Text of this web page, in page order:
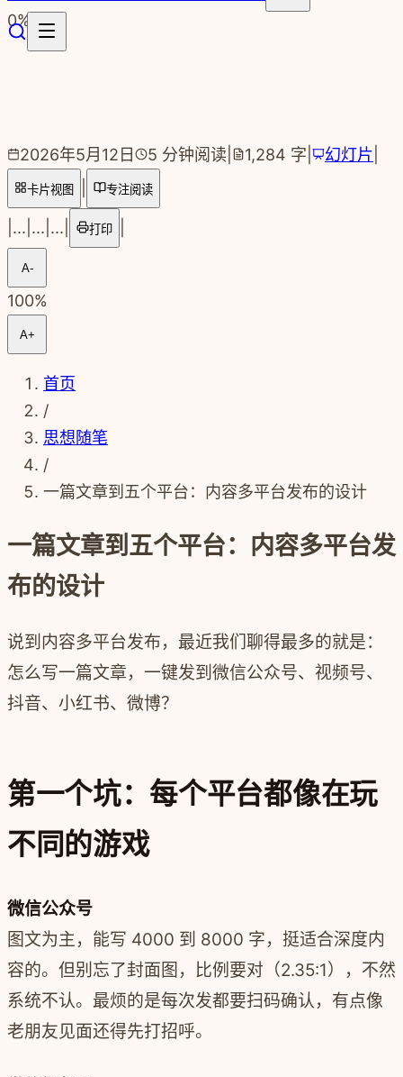
跳转到主要内容
0%
2026年5月12日 5 分钟阅读 1,284 字 幻灯片
卡片视图 专注阅读
... ... ... 打印
A-
100%
A+
首页
/
思想随笔
/
一篇文章到五个平台：内容多平台发布的设计
一篇文章到五个平台：内容多平台发
布的设计
说到内容多平台发布，最近我们聊得最多的就是：
怎么写一篇文章，一键发到微信公众号、视频号、
抖音、小红书、微博？
第一个坑：每个平台都像在玩
不同的游戏
微信公众号
图文为主，能写 4000 到 8000 字，挺适合深度内
容的。但别忘了封面图，比例要对（2.35:1），不然
系统不认。最烦的是每次发都要扫码确认，有点像
老朋友见面还得先打招呼。